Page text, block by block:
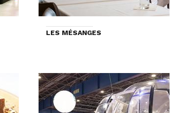
LES MÉSANGES